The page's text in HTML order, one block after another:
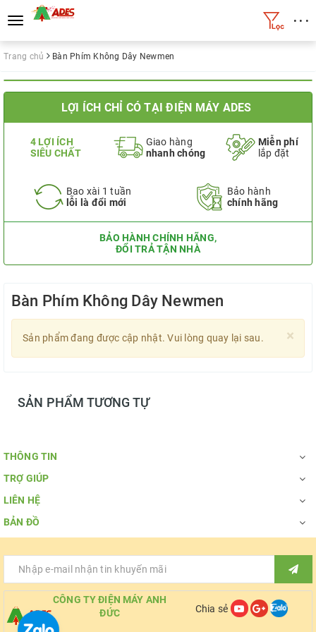
Toggle
navigation
• • •
Trang chủ Bàn Phím Không Dây Newmen
LỢI ÍCH CHỈ CÓ TẠI ĐIỆN MÁY ADES
4 LỢI ÍCH
SIÊU CHẤT
Giao hàng
nhanh chóng
Miễn phí
lắp đặt
Bao xài 1 tuần
lỗi là đổi mới
Bảo hành
chính hãng
BẢO HÀNH CHÍNH HÃNG,
ĐỔI TRẢ TẬN NHÀ
Bàn Phím Không Dây Newmen
×
Sản phẩm đang được cập nhật. Vui lòng quay lại sau.
SẢN PHẨM TƯƠNG TỰ
THÔNG TIN
TRỢ GIÚP
LIÊN HỆ
BẢN ĐỒ
CÔNG TY ĐIỆN MÁY ANH
ĐỨC
Chia sẻ